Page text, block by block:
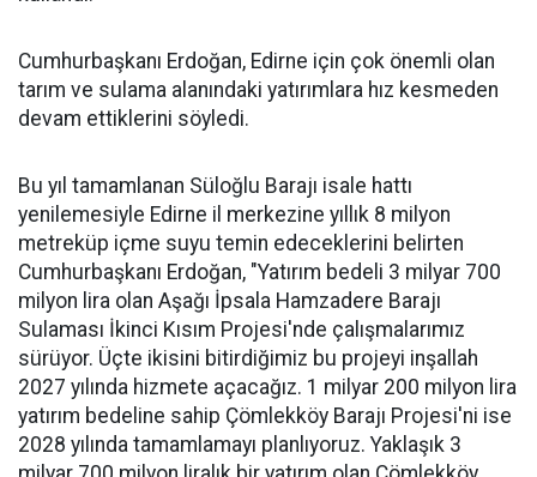
Cumhurbaşkanı Erdoğan, Edirne için çok önemli olan
tarım ve sulama alanındaki yatırımlara hız kesmeden
devam ettiklerini söyledi.
Bu yıl tamamlanan Süloğlu Barajı isale hattı
yenilemesiyle Edirne il merkezine yıllık 8 milyon
metreküp içme suyu temin edeceklerini belirten
Cumhurbaşkanı Erdoğan, "Yatırım bedeli 3 milyar 700
milyon lira olan Aşağı İpsala Hamzadere Barajı
Sulaması İkinci Kısım Projesi'nde çalışmalarımız
sürüyor. Üçte ikisini bitirdiğimiz bu projeyi inşallah
2027 yılında hizmete açacağız. 1 milyar 200 milyon lira
yatırım bedeline sahip Çömlekköy Barajı Projesi'ni ise
2028 yılında tamamlamayı planlıyoruz. Yaklaşık 3